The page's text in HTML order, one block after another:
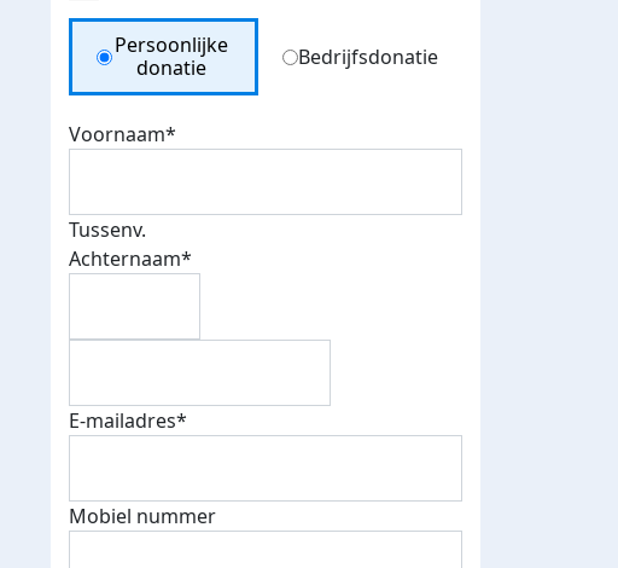
E-mails verstuurd
Bij 500 euro aan donaties ontvang
je je speciale KWF t-shirt!
Donation Type
Persoonlijke
donatie
Bedrijfsdonatie
Voornaam*
Tussenv.
Achternaam*
E-mailadres*
Mobiel nummer